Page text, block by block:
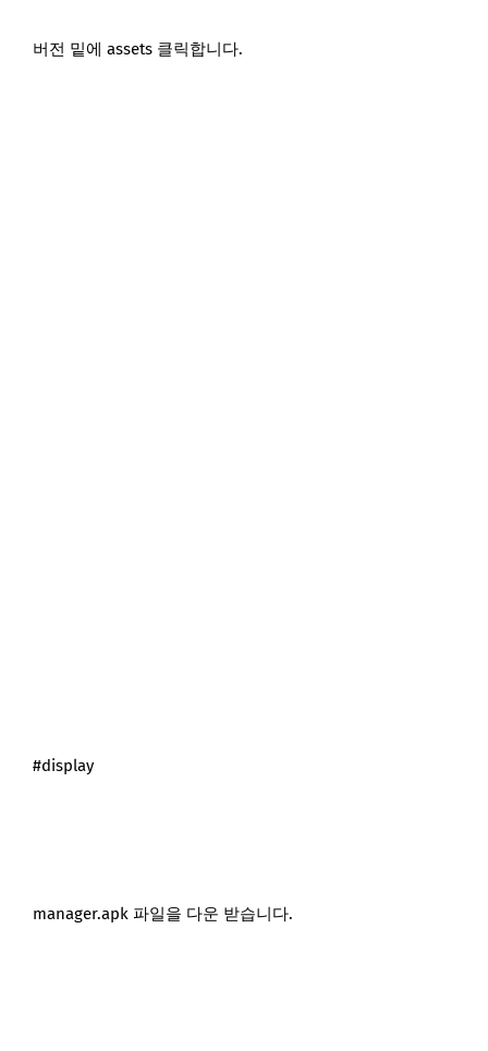
버전 밑에 assets 클릭합니다.
#display
manager.apk 파일을 다운 받습니다.